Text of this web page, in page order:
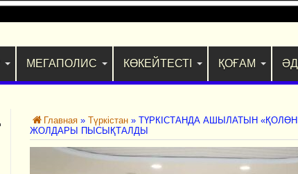
МЕГАПОЛИС КӨКЕЙТЕСТІ ҚОҒАМ
Главная » Түркістан » ТҮРКІСТАНДА АШЫЛАТЫН
ЖОЛДАРЫ ПЫСЫҚТАЛДЫ